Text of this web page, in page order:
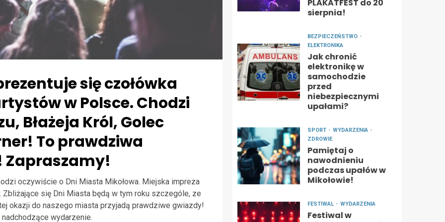
się czołówka
w Polsce. Chodzi
Błażeja Król, Golec
To prawdziwa
oczywiście o Dni Miasta Mikołowa. Miejska impreza
się Dni Miasta będą w tym roku szczególe, ze
okazji do naszego miasta przyjadą prawdziwe gwiazdy!
wydarzenie.
PLAKATFEST do 20
sierpnia!
BEZPIECZEŃSTWO
ELEKTRONIKA
Jak chronić
elektronikę w
samochodzie
przed
niebezpiecznymi
upałami?
SPORT
WYDARZENIA
ZDROWIE
Pamiętaj o
nawodnieniu
podczas upałów w
Mikołowie!
FESTIWAL WYDARZENIA
Festiwal w